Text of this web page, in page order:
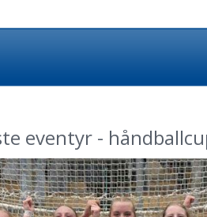
eventyr -